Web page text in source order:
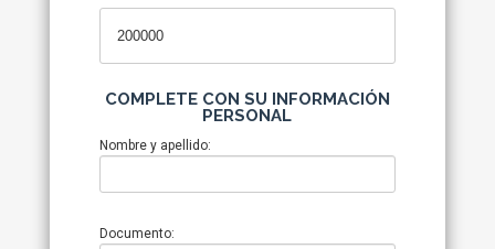
COMPLETE CON SU INFORMACIÓN
PERSONAL
Nombre y apellido:
Documento: